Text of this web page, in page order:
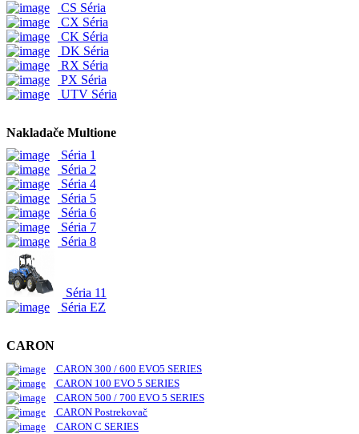
CS Séria
CX Séria
CK Séria
DK Séria
RX Séria
PX Séria
UTV Séria
Nakladače Multione
Séria 1
Séria 2
Séria 4
Séria 5
Séria 6
Séria 7
Séria 8
Séria 11
Séria EZ
CARON
CARON 300 / 600 EVO5 SERIES
CARON 100 EVO 5 SERIES
CARON 500 / 700 EVO 5 SERIES
CARON Postrekovač
CARON C SERIES